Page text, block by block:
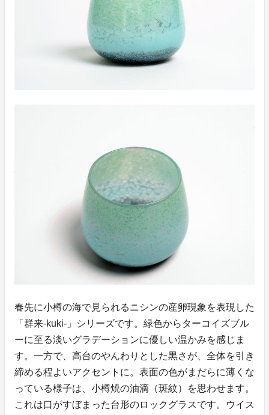
春先に小樽の海で見られるニシンの産卵現象を表現した
「群来-kuki-」シリーズです。緑色からターコイズブル
ーに至る淡いグラデーションに優しい温かみを感じま
す。一方で、高台のやんわりとした黒さが、全体を引き
締める程よいアクセントに。表面の色がまだらに薄くな
っている様子は、小樽焼の油滴（斑紋）を思わせます。
これは口がすぼまった台形のロックグラスです。ウイス